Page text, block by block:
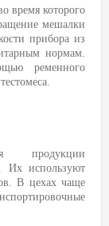
время которого
мешалки
прибора из
нормам.
ременного
продукции
Их используют
В цехах чаще